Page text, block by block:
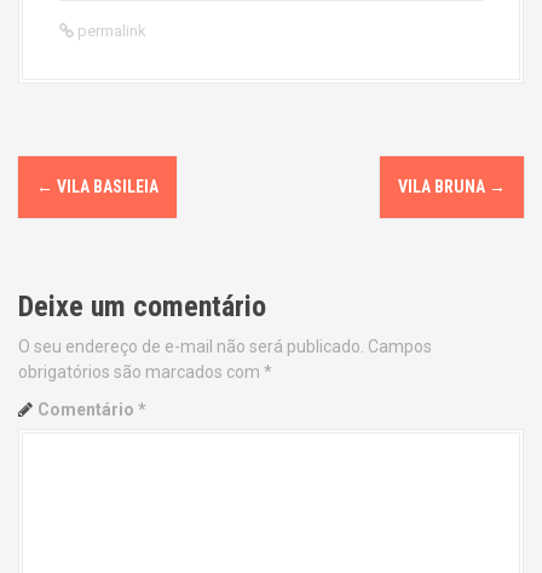
permalink
P
o
t
n
a
← VILA BASILEIA VILA BRUNA →
Deixe um comentário
O seu endereço de e-mail não será publicado. Campos
obrigatórios são marcados com *
Comentário *